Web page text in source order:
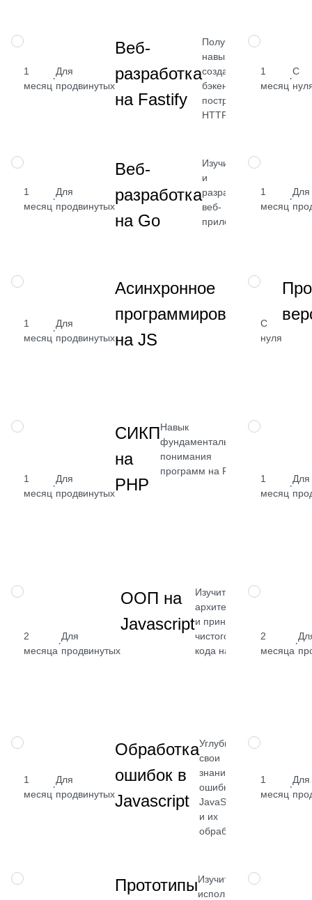
НАВЫК
1
месяц
·
Для
продвинутых
Веб-
разработка
на Fastify
Получите
навык
создания
бэкенда и
построения
HTTP API
₽
НАВЫК
1
месяц
·
С
НАВЫК
1
месяц
·
Для
продвинутых
Веб-
разработка
на Go
Изучите Go
и
разработку
веб-
приложений
₽
НАВЫК
1
месяц
·
Для
НАВЫК
1
месяц
·
Для
продвинутых
Асинхронное
программирование
на JS
Навык
НАВЫК
С
нуля
НАВЫК
1
месяц
·
Для
продвинутых
СИКП
на
PHP
Навык
фундаментального
понимания
программ на PHP
от 2 400
НАВЫК
1
месяц
·
Для
НАВЫК
2
месяца
·
Для
продвинутых
ООП на
Javascript
Изучите
архитектуру
и принципы
чистого
кода на JS
от 2 400
НАВЫК
2
месяца
·
НАВЫК
1
месяц
·
Для
продвинутых
Обработка
ошибок в
Javascript
Углубите
свои
знания об
ошибках в
JavaScript
и их
обработке
от 2 400
НАВЫК
1
месяц
·
Для
НАВЫК
ПрототипыИзучите, как
использовать
НАВЫК